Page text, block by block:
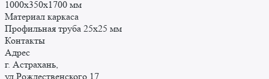
1000x350x1700 мм
Материал каркаса
Профильная труба 25x25 мм
Контакты
Адрес
г. Астрахань,
ул.Рождественского 17